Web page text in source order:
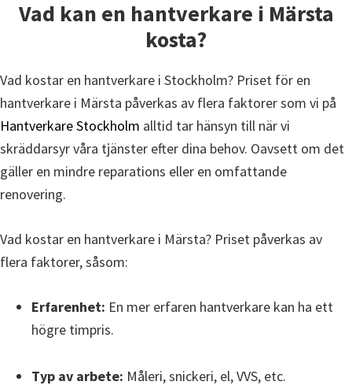
Vad kan en hantverkare i Märsta
kosta?
Vad kostar en hantverkare i Stockholm? Priset för en
hantverkare i Märsta påverkas av flera faktorer som vi på
Hantverkare Stockholm alltid tar hänsyn till när vi
skräddarsyr våra tjänster efter dina behov. Oavsett om det
gäller en mindre reparations eller en omfattande
renovering.
Vad kostar en hantverkare i Märsta? Priset påverkas av
flera faktorer, såsom:
Erfarenhet: En mer erfaren hantverkare kan ha ett
högre timpris.
Typ av arbete: Måleri, snickeri, el, VVS, etc.